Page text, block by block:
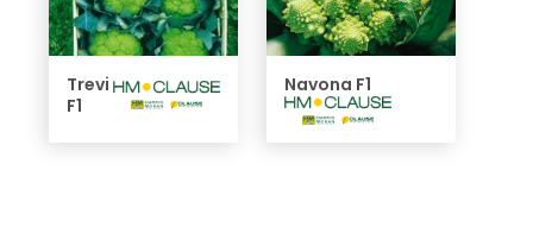
Trevi
F1
Navona F1